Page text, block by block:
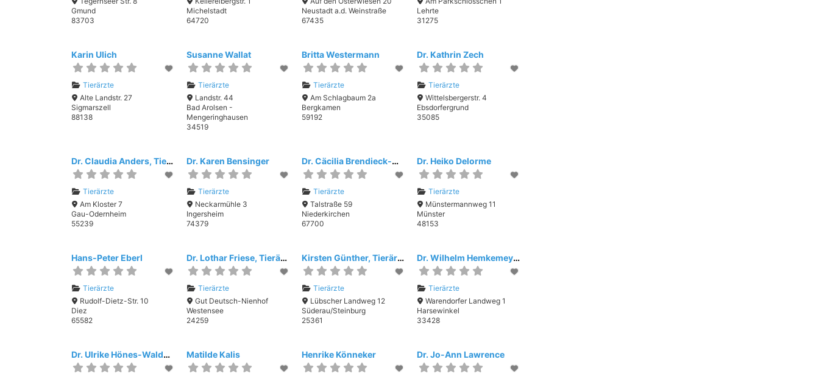
Gmund
83703
Michelstadt
64720
Neustadt a.d. Weinstraße
67435
Lehrte
31275
Karin Ulich
Tierärzte
Alte Landstr. 27
Sigmarszell
88138
Susanne Wallat
Tierärzte
Landstr. 44
Bad Arolsen -
Mengeringhausen
34519
Britta Westermann
Tierärzte
Am Schlagbaum 2a
Bergkamen
59192
Dr. Kathrin Zech
Tierärzte
Wittelsbergerstr. 4
Ebsdorfergrund
35085
Dr. Claudia Anders, Tierarztpraxis
Tierärzte
Am Kloster 7
Gau-Odernheim
55239
Dr. Karen Bensinger
Tierärzte
Neckarmühle 3
Ingersheim
74379
Dr. Cäcilia Brendieck-Worm
Tierärzte
Talstraße 59
Niederkirchen
67700
Dr. Heiko Delorme
Tierärzte
Münstermannweg 11
Münster
48153
Hans-Peter Eberl
Tierärzte
Rudolf-Dietz-Str. 10
Diez
65582
Dr. Lothar Friese, Tierärztliche Akupunkturpraxis
Tierärzte
Gut Deutsch-Nienhof
Westensee
24259
Kirsten Günther, Tierärztliche Praxis
Tierärzte
Lübscher Landweg 12
Süderau/Steinburg
25361
Dr. Wilhelm Hemkemeyer
Tierärzte
Warendorfer Landweg 1
Harsewinkel
33428
Dr. Ulrike Hönes-Waldschmidt Matilde Kalis Henrike Könneker Dr. Jo-Ann Lawrence